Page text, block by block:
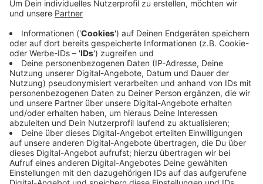
Kinder- und Jugendhospizdienst in Köln. Sie rufen
gleich zu tun und auch grüne Bändchen zu tragen.
Die sollen den betroffenen Familien signalisieren,
dass sie nicht allein sind. Wie berichtet war
gestern der Tag der Kinderhospizarbeit.
Veröffentlicht:Freitag, 11.02.2022 14:09
Anzeige